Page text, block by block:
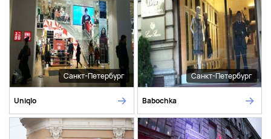
Санкт-Петербург
Uniqlo
Санкт-Петербург
Babochka